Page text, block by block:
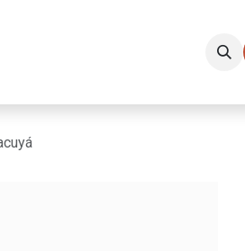
Servicios